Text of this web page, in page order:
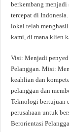
berkembang
tercepat di
lokal telah
kami, di mana klien
Visi: Menjadi
Pelanggan. Misi:
keahlian dan
pelanggan dan
Teknologi bertujuan
perusahaan untuk
Berorientasi